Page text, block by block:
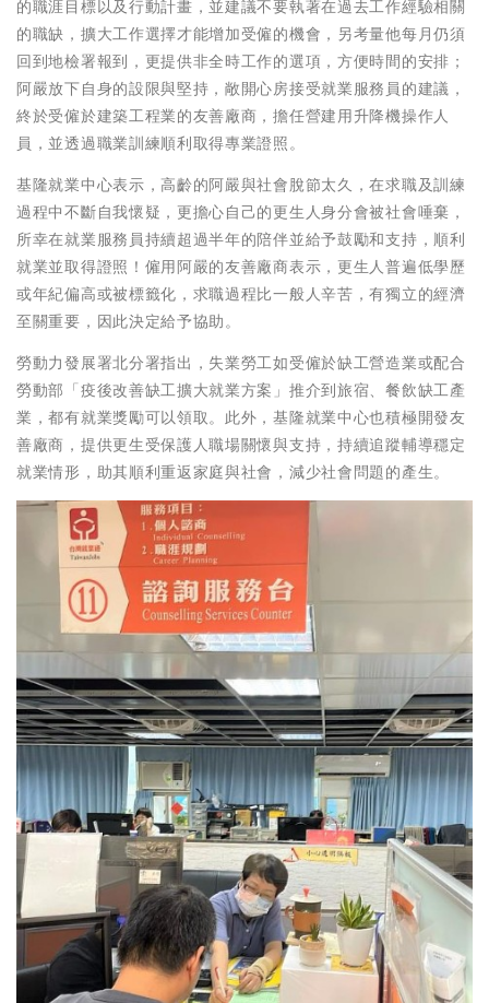
的職涯目標以及行動計畫，並建議不要執著在過去工作經驗相關
的職缺，擴大工作選擇才能增加受僱的機會，另考量他每月仍須
回到地檢署報到，更提供非全時工作的選項，方便時間的安排；
阿嚴放下自身的設限與堅持，敞開心房接受就業服務員的建議，
終於受僱於建築工程業的友善廠商，擔任營建用升降機操作人
員，並透過職業訓練順利取得專業證照。
基隆就業中心表示，高齡的阿嚴與社會脫節太久，在求職及訓練
過程中不斷自我懷疑，更擔心自己的更生人身分會被社會唾棄，
所幸在就業服務員持續超過半年的陪伴並給予鼓勵和支持，順利
就業並取得證照！僱用阿嚴的友善廠商表示，更生人普遍低學歷
或年紀偏高或被標籤化，求職過程比一般人辛苦，有獨立的經濟
至關重要，因此決定給予協助。
勞動力發展署北分署指出，失業勞工如受僱於缺工營造業或配合
勞動部「疫後改善缺工擴大就業方案」推介到旅宿、餐飲缺工產
業，都有就業獎勵可以領取。此外，基隆就業中心也積極開發友
善廠商，提供更生受保護人職場關懷與支持，持續追蹤輔導穩定
就業情形，助其順利重返家庭與社會，減少社會問題的產生。